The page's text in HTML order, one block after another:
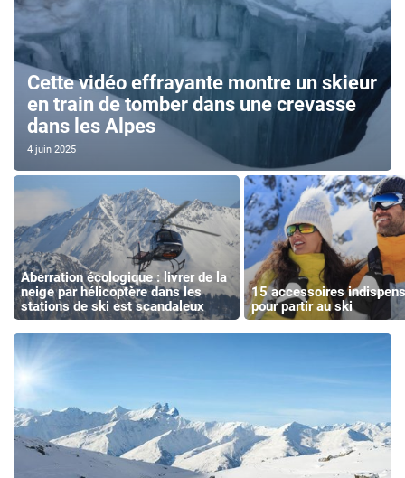
Cette vidéo effrayante montre un skieur
en train de tomber dans une crevasse
dans les Alpes
4 juin 2025
Aberration écologique : livrer de la
neige par hélicoptère dans les
stations de ski est scandaleux
15 accessoires
pour partir au ski